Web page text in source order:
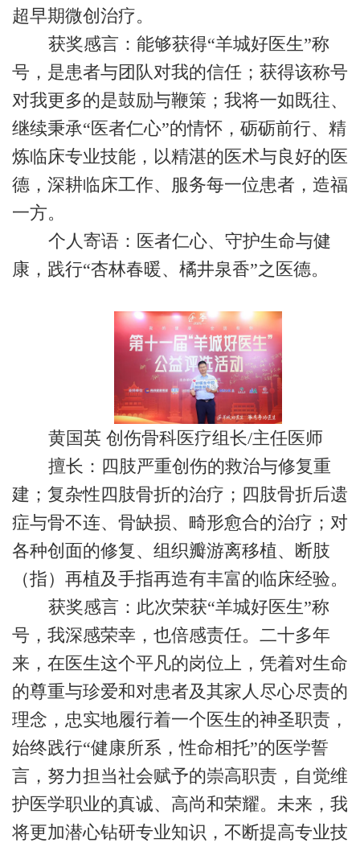
超早期微创治疗。
获奖感言：能够获得“羊城好医生”称
号，是患者与团队对我的信任；获得该称号
对我更多的是鼓励与鞭策；我将一如既往、
继续秉承“医者仁心”的情怀，砺砺前行、精
炼临床专业技能，以精湛的医术与良好的医
德，深耕临床工作、服务每一位患者，造福
一方。
个人寄语：医者仁心、守护生命与健
康，践行“杏林春暖、橘井泉香”之医德。
黄国英 创伤骨科医疗组长/主任医师
擅长：四肢严重创伤的救治与修复重
建；复杂性四肢骨折的治疗；四肢骨折后遗
症与骨不连、骨缺损、畸形愈合的治疗；对
各种创面的修复、组织瓣游离移植、断肢
（指）再植及手指再造有丰富的临床经验。
获奖感言：此次荣获“羊城好医生”称
号，我深感荣幸，也倍感责任。二十多年
来，在医生这个平凡的岗位上，凭着对生命
的尊重与珍爱和对患者及其家人尽心尽责的
理念，忠实地履行着一个医生的神圣职责，
始终践行“健康所系，性命相托”的医学誓
言，努力担当社会赋予的崇高职责，自觉维
护医学职业的真诚、高尚和荣耀。未来，我
将更加潜心钻研专业知识，不断提高专业技